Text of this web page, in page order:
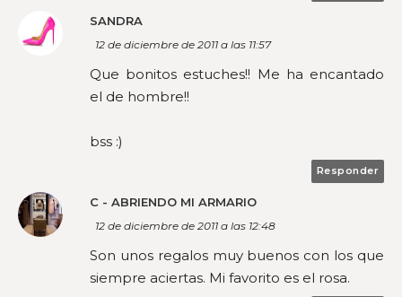
SANDRA
12 de diciembre de 2011 a las 11:57
Que bonitos estuches!! Me ha encantado
el de hombre!!
bss :)
Responder
C - ABRIENDO MI ARMARIO
12 de diciembre de 2011 a las 12:48
Son unos regalos muy buenos con los que
siempre aciertas. Mi favorito es el rosa.